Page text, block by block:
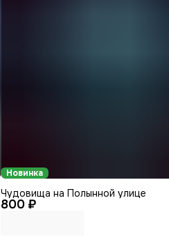
Новинка
800 ₽
Чудовища на Полынной улице